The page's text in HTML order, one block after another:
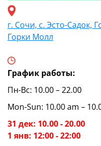
г. Сочи, с. Эсто-Садок,
Горки Молл
График работы:
Пн-Вс: 10.00 – 22.00
Mon-Sun: 10.00 am –
31 дек: 10.00 - 20.00
1 янв: 12:00 - 22:00